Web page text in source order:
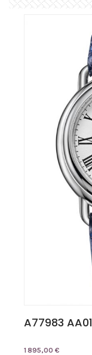
A77983 AA01
1 895,00 €